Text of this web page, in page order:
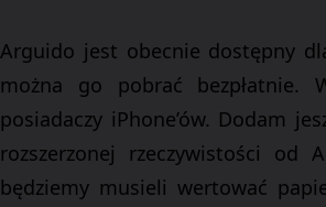
Arguido jest obecnie dostępny
można go pobrać
posiadaczy iPhone’ów. Dodam
rozszerzonej rzeczywistości od
będziemy musieli wertować